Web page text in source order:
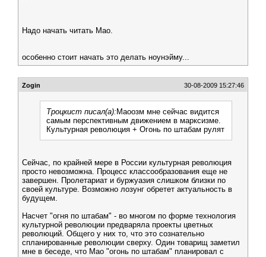
Надо начать читать Мао.
особенно стоит начать это делать ноунэйму...
Zogin 30-08-2009 15:27:46
Троцкист писал(а): Маоозм мне сейчас видится
самым перспективным движением в марксизме.
Культурная революция + Огонь по штабам рулят
Сейчас, по крайней мере в России культурная революция
просто невозможна. Процесс классообразования еще не
завершен. Пролетариат и буржуазия слишком близки по
своей культуре. Возможно лозунг обретет актуальность в
будущем.
Насчет "огня по штабам" - во многом по форме технология
культурной революции предваряла проекты цветных
революций. Общего у них то, что это сознательно
спланированные революции сверху. Один товарищ заметил
мне в беседе, что Мао "огонь по штабам" планировал с